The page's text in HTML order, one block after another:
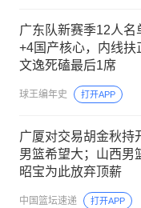
广东队新赛季12人名
+4国产核心，内线扶
文逸死磕最后1席
球王编年史 打开APP
广厦对交易胡金秋持
男篮希望大；山西男
昭宝为此放弃顶薪
中国篮坛速递 打开APP